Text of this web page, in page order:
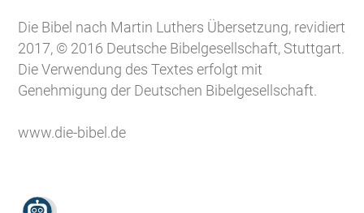
Die Bibel nach Martin Luthers Übersetzung, revidiert
2017, © 2016 Deutsche Bibelgesellschaft, Stuttgart.
Die Verwendung des Textes erfolgt mit
Genehmigung der Deutschen Bibelgesellschaft.
www.die-bibel.de